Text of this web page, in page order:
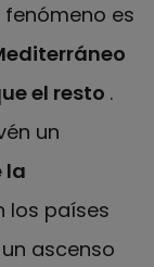
fenómeno es
el resto .
un
la
los países
ascenso